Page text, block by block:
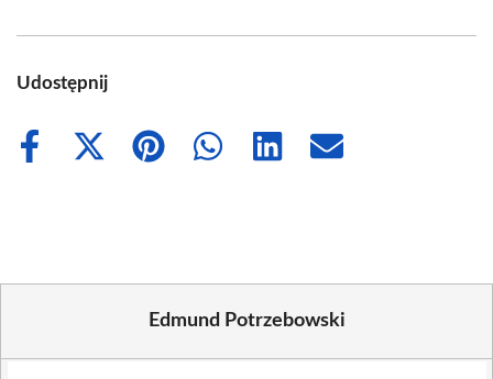
Udostępnij
Share
Share
Share
Share
Share
Share
Edmund Potrzebowski